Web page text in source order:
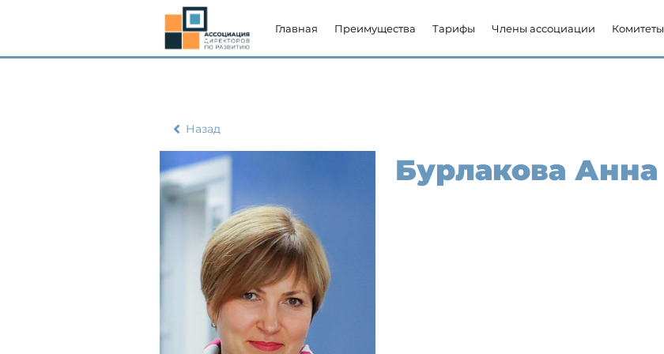
Главная Преимущества Тарифы Члены ассоциации Комитеты
Назад
Бурлакова Анна